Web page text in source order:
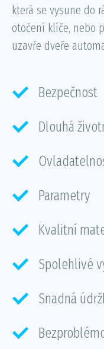
která se vysune do
otočení klíče, nebo
uzavře dveře
Bezpečnost
Dlouhá
Parametry
Kvalitní
Spolehlivé
Snadná